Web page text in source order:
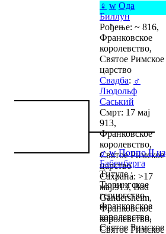
♀ w Ода
Биллун
Рођење: ~ 816,
Франковское
королевство,
Святое Римское
царство
Свадба: ♂
Людольф
Саський
Смрт: 17 мај
913,
Франковское
королевство,
Святое Римское
царство
Сахрана: >17
мај 913, Bad
Gandersheim,
Франковское
королевство,
Святое Римское
♂ w Поппо II из
Бабенберга
Титуле :
Тюрингское
герцогство,
Франковское
королевство,
Святое Римское